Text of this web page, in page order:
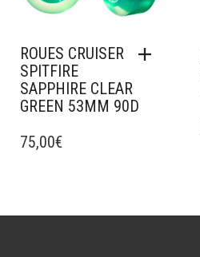
PAGE
PRODUIT
ROUES CRUISER
SPITFIRE
SAPPHIRE CLEAR
GREEN 53MM 90D
75,00€